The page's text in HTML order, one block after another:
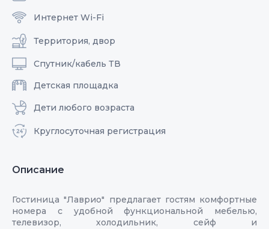
Интернет Wi-Fi
Территория, двор
Спутник/кабель ТВ
Детская площадка
Дети любого возраста
Круглосуточная регистрация
Описание
Гостиница "Лаврио" предлагает гостям комфортные
номера с удобной функциональной мебелью,
телевизор, холодильник, сейф и